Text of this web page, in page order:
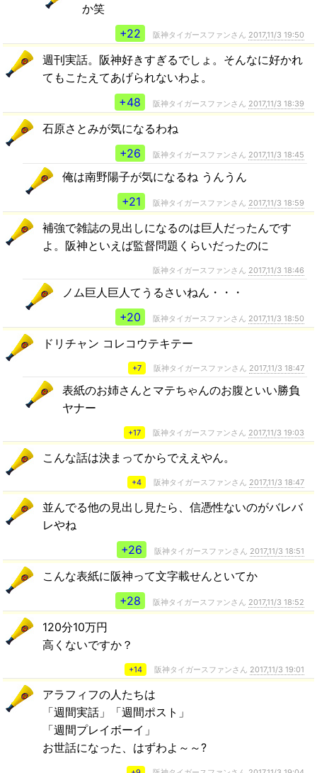
か笑
+22
阪神タイガースファンさん 2017,11/3 19:50
週刊実話。阪神好きすぎるでしょ。そんなに好かれ
てもこたえてあげられないわよ。
+48
阪神タイガースファンさん 2017,11/3 18:39
石原さとみが気になるわね
+26
阪神タイガースファンさん 2017,11/3 18:45
俺は南野陽子が気になるね うんうん
+21
阪神タイガースファンさん 2017,11/3 18:59
補強で雑誌の見出しになるのは巨人だったんです
よ。阪神といえば監督問題くらいだったのに
阪神タイガースファンさん 2017,11/3 18:46
ノム巨人巨人てうるさいねん・・・
+20
阪神タイガースファンさん 2017,11/3 18:50
ドリチャン コレコウテキテー
+7 阪神タイガースファンさん 2017,11/3 18:47
表紙のお姉さんとマテちゃんのお腹といい勝負
ヤナー
+17 阪神タイガースファンさん 2017,11/3 19:03
こんな話は決まってからでええやん。
+4 阪神タイガースファンさん 2017,11/3 18:47
並んでる他の見出し見たら、信憑性ないのがバレバ
レやね
+26
阪神タイガースファンさん 2017,11/3 18:51
こんな表紙に阪神って文字載せんといてか
+28
阪神タイガースファンさん 2017,11/3 18:52
120分10万円
高くないですか？
+14 阪神タイガースファンさん 2017,11/3 19:01
アラフィフの人たちは
「週間実話」「週間ポスト」
「週間プレイボーイ」
お世話になった、はずわよ～～?